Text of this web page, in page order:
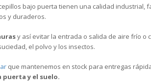
bajo puerta tienen una calidad industrial,
y duraderos.
y así evitar la entrada o salida de aire frío o
el polvo y los insectos.
que mantenemos en stock para entregas
y el suelo.